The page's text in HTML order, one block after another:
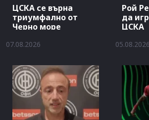
ЦСКА се върна
триумфално от
Черно море
07.08.2026
Рой
да
ЦСКА
05.08.2026